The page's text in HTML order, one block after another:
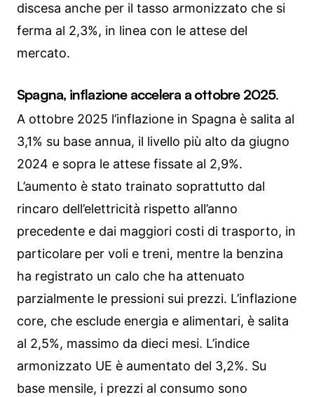
discesa anche per il tasso armonizzato che si
ferma al 2,3%, in linea con le attese del
mercato.
Spagna, inflazione accelera a ottobre 2025.
A ottobre 2025 l’inflazione in Spagna è salita al
3,1% su base annua, il livello più alto da giugno
2024 e sopra le attese fissate al 2,9%.
L’aumento è stato trainato soprattutto dal
rincaro dell’elettricità rispetto all’anno
precedente e dai maggiori costi di trasporto, in
particolare per voli e treni, mentre la benzina
ha registrato un calo che ha attenuato
parzialmente le pressioni sui prezzi. L’inflazione
core, che esclude energia e alimentari, è salita
al 2,5%, massimo da dieci mesi. L’indice
armonizzato UE è aumentato del 3,2%. Su
base mensile, i prezzi al consumo sono